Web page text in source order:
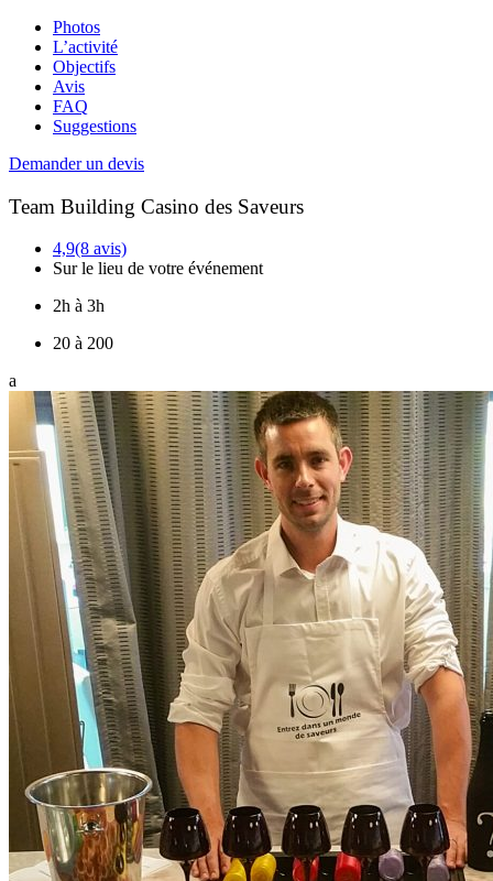
Photos
L’activité
Objectifs
Avis
FAQ
Suggestions
Demander un devis
Team Building Casino des Saveurs
4,9(8 avis)
Sur le lieu de votre événement
2h à 3h
20 à 200
a